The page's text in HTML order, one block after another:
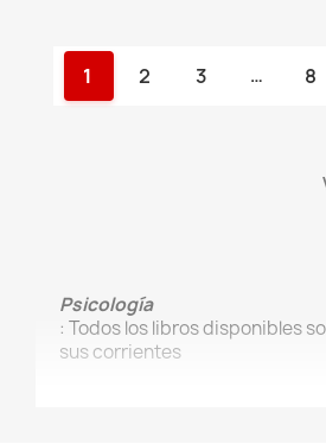
1 2 3 … 8
Psicología
: Todos los libros disponibles
sus corrientes